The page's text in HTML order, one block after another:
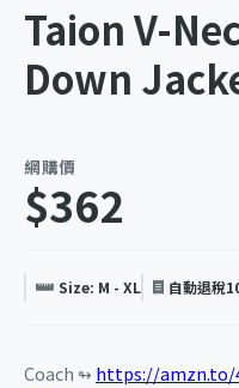
Taion V-
Down
網購價
$362
Size: M - XL 自動退稅
Coach ↬ https://amzn.to/